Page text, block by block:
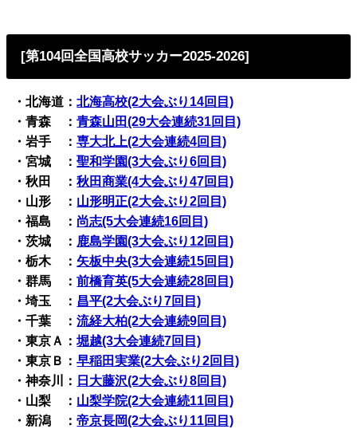
[第104回全国高校サッカー2025-2026]
・北海道：北海高校(2大会ぶり14回目)
・青森 ：青森山田(29大会連続31回目)
・岩手 ：専大北上(2大会連続4回目)
・宮城 ：聖和学園(3大会ぶり6回目)
・秋田 ：秋田商業(4大会ぶり47回目)
・山形 ： 山形明正(2大会ぶり2回目)
・福島 ： 尚志(5大会連続16回目)
・茨城 ： 鹿島学園(3大会ぶり12回目)
・栃木 ： 矢板中央(3大会連続15回目)
・群馬 ：前橋育英(5大会連続28回目)
・埼玉 ： 昌平(2大会ぶり7回目)
・千葉 ：流経大柏(2大会連続9回目)
・東京Ａ：堀越(3大会連続7回目)
・東京Ｂ：早稲田実業(2大会ぶり2回目)
・神奈川： 日大藤沢(2大会ぶり8回目)
・山梨 ： 山梨学院(2大会連続11回目)
・新潟 ：帝京長岡(2大会ぶり11回目)